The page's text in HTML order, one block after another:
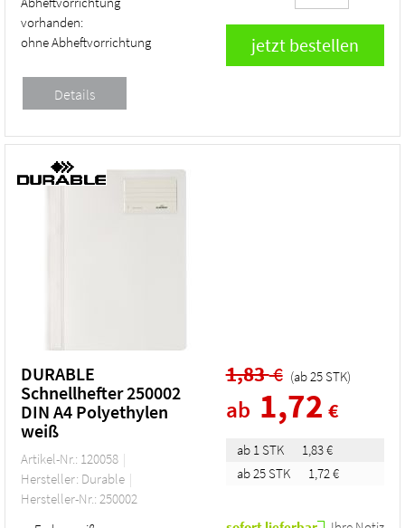
vorhanden:
ohne Abheftvorrichtung
DURABLE
Schnellhefter 250002
DIN A4 Polyethylen
weiß
Artikel-Nr.: 120058
Hersteller: Durable
Hersteller-Nr.: 250002
1,83€ (ab25 STK)
ab 1,72 €
ab 1 STK
1,83 €
ab 25 STK
1,72 €